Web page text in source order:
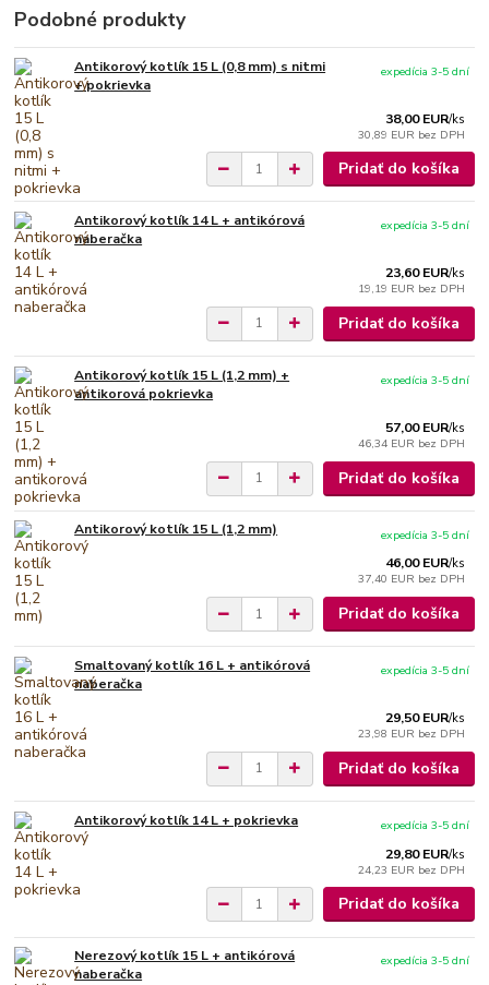
Podobné produkty
Antikorový kotlík 15 L (0,8 mm) s nitmi
+ pokrievka
38,00 EUR/ks
30,89 EUR bez DPH
expedícia 3-5 dní
Pridať do košíka
Antikorový kotlík 14 L + antikórová
naberačka
23,60 EUR/ks
19,19 EUR bez DPH
expedícia 3-5 dní
Pridať do košíka
Antikorový kotlík 15 L (1,2 mm) +
antikorová pokrievka
57,00 EUR/ks
46,34 EUR bez DPH
expedícia 3-5 dní
Pridať do košíka
Antikorový kotlík 15 L (1,2 mm)
46,00 EUR/ks
37,40 EUR bez DPH
expedícia 3-5 dní
Pridať do košíka
Smaltovaný kotlík 16 L + antikórová
naberačka
29,50 EUR/ks
23,98 EUR bez DPH
expedícia 3-5 dní
Pridať do košíka
Antikorový kotlík 14 L + pokrievka
29,80 EUR/ks
24,23 EUR bez DPH
expedícia 3-5 dní
Pridať do košíka
Nerezový kotlík 15 L + antikórová
naberačka
expedícia 3-5 dní